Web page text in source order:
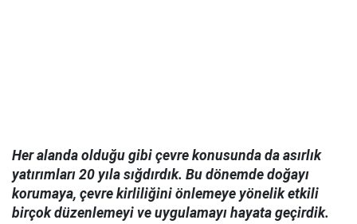
Her alanda olduğu gibi çevre konusunda da asırlık
yatırımları 20 yıla sığdırdık. Bu dönemde doğayı
korumaya, çevre kirliliğini önlemeye yönelik etkili
birçok düzenlemeyi ve uygulamayı hayata geçirdik.